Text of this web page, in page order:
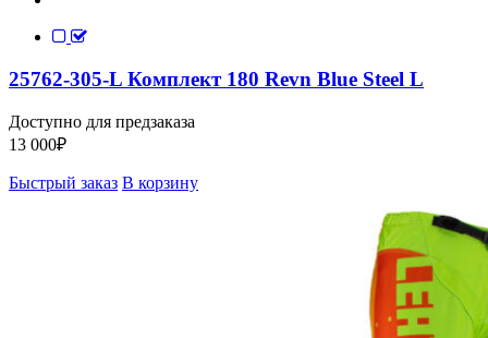
25762-305-L Комплект 180 Revn Blue Steel L
Доступно для предзаказа
13 000₽
Быстрый заказ В корзину